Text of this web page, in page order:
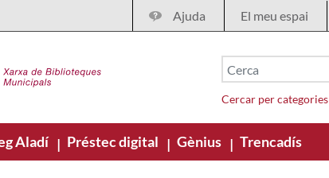
Ajuda El meu espai
Cercar per categories
Aladí | Préstec digital | Gènius | Trencadís